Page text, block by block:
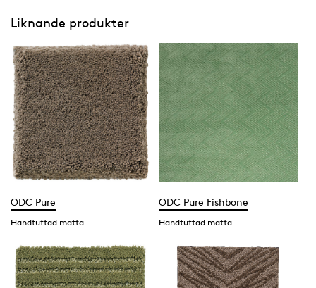
Liknande produkter
ODC Pure
Handtuftad matta
ODC Pure Fishbone
Handtuftad matta